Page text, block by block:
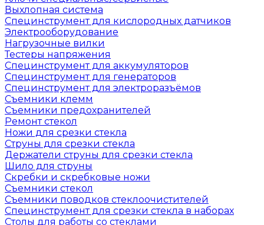
Выхлопная система
Специнструмент для кислородных датчиков
Электрооборудование
Нагрузочные вилки
Тестеры напряжения
Специнструмент для аккумуляторов
Специнструмент для генераторов
Специнструмент для электроразъёмов
Съемники клемм
Съемники предохранителей
Ремонт стекол
Ножи для срезки стекла
Струны для срезки стекла
Держатели струны для срезки стекла
Шило для струны
Скребки и скребковые ножи
Съемники стекол
Съемники поводков стеклоочистителей
Специнструмент для срезки стекла в наборах
Столы для работы со стеклами